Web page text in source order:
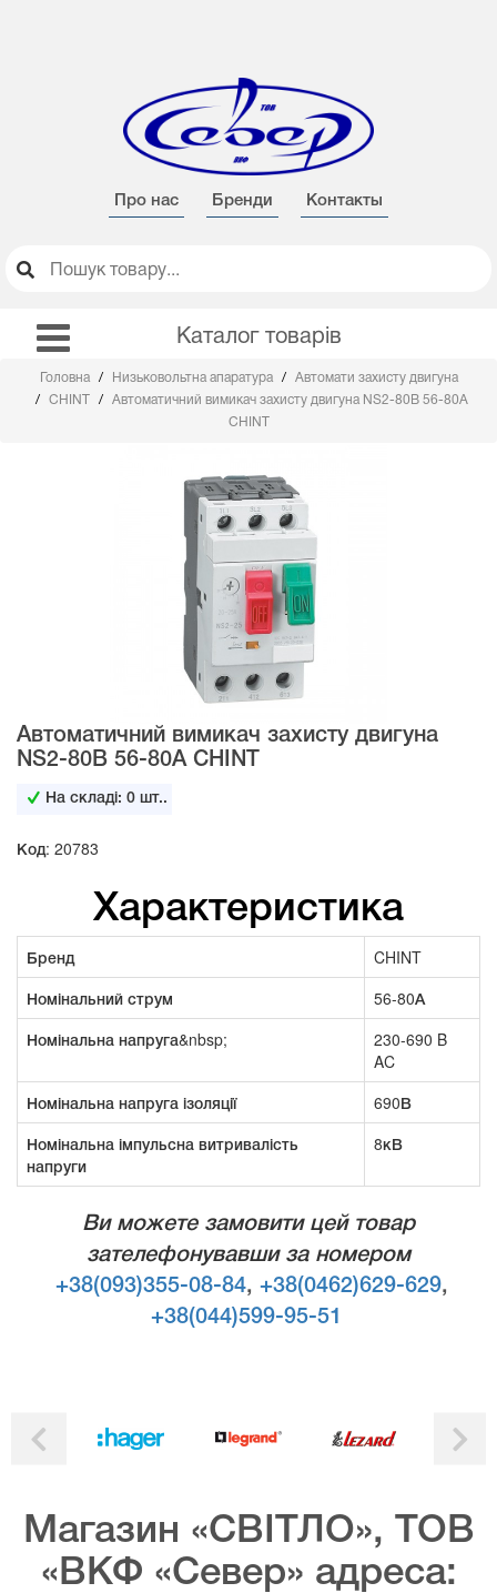
Про нас Бренди Контакты
Каталог товарів
Головна Низьковольтна апаратура
Автомати захисту двигуна
CHINT
Автоматичний вимикач захисту двигуна NS2-80B 56-80А
CHINT
Автоматичний вимикач захисту двигуна
NS2-80B 56-80А CHINT
На складі:0 шт..
Код: 20783
Характеристика
Бренд
CHINT
Номінальний струм
56-80А
Номінальна напруга&nbsp;
230-690 B
AC
Номінальна напруга ізоляції
690В
Номінальна імпульсна витривалість
напруги
8кВ
Ви можете замовити цей товар
зателефонувавши за номером
+38(093)355-08-84, +38(0462)629-629,
+38(044)599-95-51
Магазин «СВІТЛО», ТОВ
«ВКФ «Север» адреса: